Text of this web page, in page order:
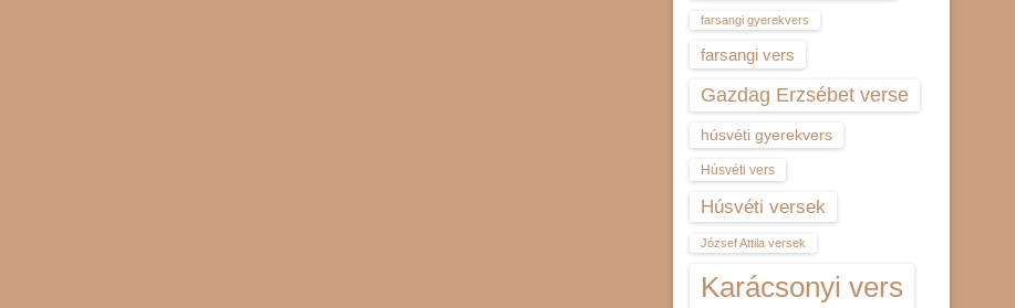
farsangi gyerekvers
farsangi vers
Gazdag Erzsébet verse
húsvéti gyerekvers
Húsvéti vers
Húsvéti versek
József Attila versek
Karácsonyi vers